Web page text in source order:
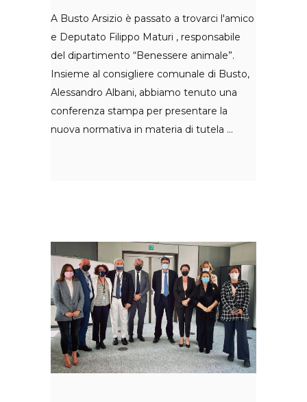
A Busto Arsizio è passato a trovarci l'amico
e Deputato Filippo Maturi , responsabile
del dipartimento “Benessere animale”.
Insieme al consigliere comunale di Busto,
Alessandro Albani, abbiamo tenuto una
conferenza stampa per presentare la
nuova normativa in materia di tutela